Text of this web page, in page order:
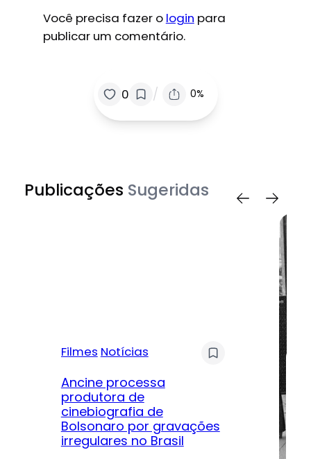
Você precisa fazer o login para
publicar um comentário.
0 / 0%
Publicações Sugeridas
Filmes Notícias
Ancine processa
produtora de
cinebiografia de
Bolsonaro por gravações
irregulares no Brasil